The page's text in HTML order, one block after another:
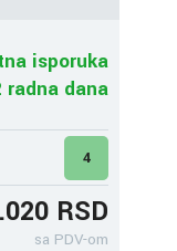
isporuka
radna dana
4
RSD
sa PDV-om